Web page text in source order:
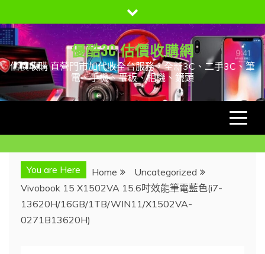
to
content
優酷3C 估價收購網
估價收購 直營門市加代收全台服務，全新3C、二手3C、筆
電、手機、平板、相機、鏡頭
You are Here Home
Uncategorized
Vivobook 15 X1502VA 15.6吋效能筆電藍色(i7-
13620H/16GB/1TB/WIN11/X1502VA-
0271B13620H)